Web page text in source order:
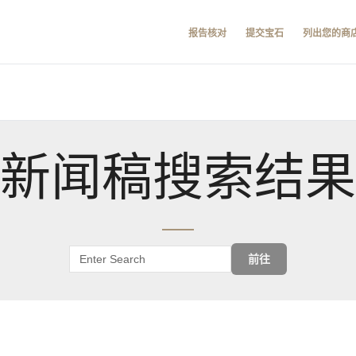
报告核对 提交宝石 列出您的商
新闻稿搜索结果
前往